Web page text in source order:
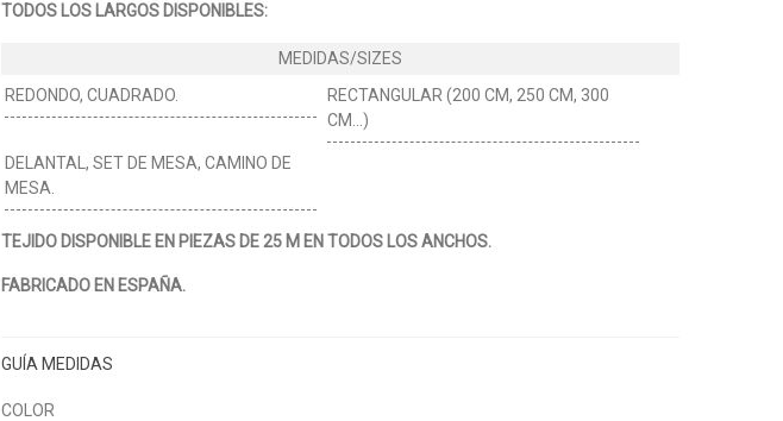
TODOS LOS LARGOS DISPONIBLES:
REDONDO, CUADRADO.
RECTANGULAR (200 CM, 250 CM, 300
CM...)
DELANTAL, SET DE MESA, CAMINO DE
MESA.
TEJIDO DISPONIBLE EN PIEZAS DE 25 M EN TODOS LOS ANCHOS.
FABRICADO EN ESPAÑA.
GUÍA MEDIDAS
COLOR